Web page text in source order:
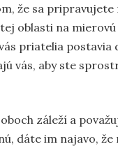
že sa pripravujete
oblasti na mierovú
priatelia postavia
vás, aby ste
záleží a
dáte im najavo, že